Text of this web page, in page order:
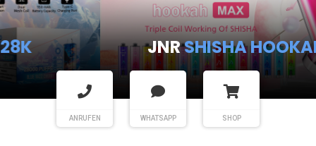
JNRSHISHA HOOKAH MAX
ANRUFEN WHATSAPP SHOP